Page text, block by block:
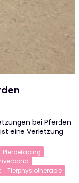
bei Pferden
eine Verletzung
Pferdetaping
Tierphysiotherapie